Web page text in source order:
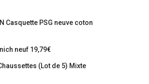
Casquette PSG neuve coton
neuf 19,79€
(Lot de 5) Mixte